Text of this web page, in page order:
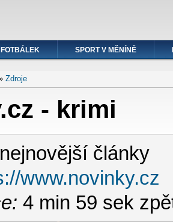
FOTBÁLEK SPORT V MĚNÍNĚ
Zdroje
- krimi
články
www.novinky.cz
4 min 59 sek